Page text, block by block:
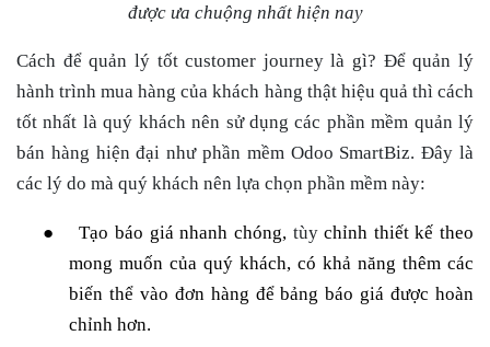
được ưa chuộng nhất hiện nay
Cách để quản lý tốtcustomer journey là gì? Để quản lý
hành trình mua hàng của khách hàng thật hiệu quả thì cách
tốt nhất là quý khách nên sử dụng các phần mềm quản lý
bán hàng hiện đại như phần mềm Odoo SmartBiz. Đây là
các lý do mà quý khách nên lựa chọn phần mềm này:
● Tạo báo giá nhanh chóng, tùychỉnh thiết kế theo
mong muốn của quý khách, có khả năng thêm các
biến thể vào đơn hàng để bảng báo giá được hoàn
chỉnh hơn.